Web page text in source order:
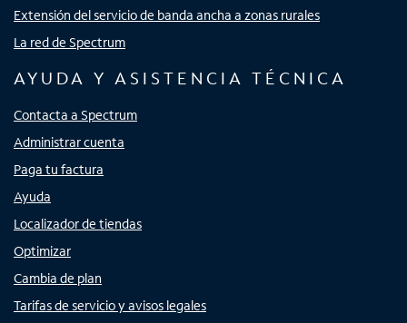
Extensión del servicio de banda ancha a zonas rurales
La red de Spectrum
AYUDA Y ASISTENCIA TÉCNICA
Contacta a Spectrum
Administrar cuenta
Paga tu factura
Ayuda
Localizador de tiendas
Optimizar
Cambia de plan
Tarifas de servicio y avisos legales